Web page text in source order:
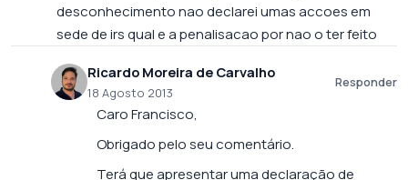
desconhecimento nao declarei umas accoes em
sede de irs qual e a penalisacao por nao o ter feito
Ricardo Moreira de Carvalho
18 Agosto 2013
Responder
Caro Francisco,
Obrigado pelo seu comentário.
Terá que apresentar uma declaração de